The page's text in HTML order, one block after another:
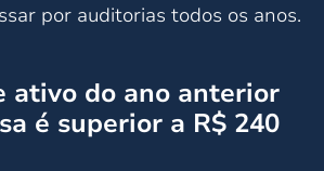
por auditorias todos os anos.
ativo do ano anterior
é superior a R$ 240